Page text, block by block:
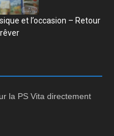
et l’occasion – Retour
la PS Vita directement